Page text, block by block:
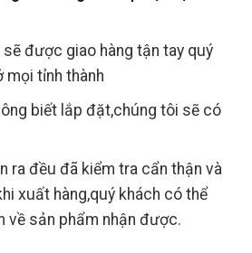
được giao hàng tận tay quý
mọi tỉnh thành
biết lắp đặt,chúng tôi sẽ có
ra đều đã kiểm tra cẩn thận và
xuất hàng,quý khách có thể
về sản phẩm nhận được.